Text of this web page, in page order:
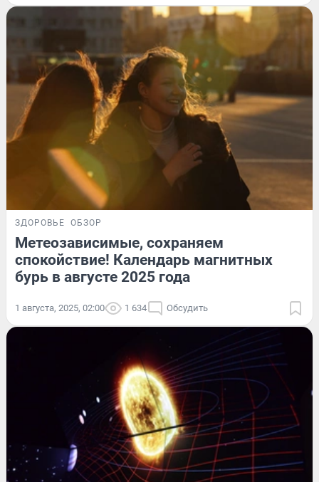
ЗДОРОВЬЕ ОБЗОР
Метеозависимые, сохраняем
спокойствие! Календарь магнитных
бурь в августе 2025 года
1 августа, 2025, 02:00 1 634 Обсудить